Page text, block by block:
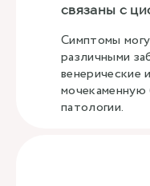
связаны с
Симптомы
различными
венерические
мочекаменную
патологии.